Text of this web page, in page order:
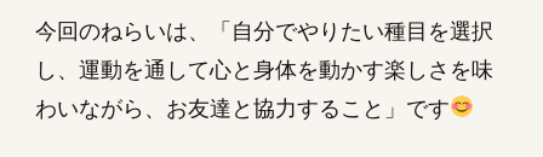
今回のねらいは、「自分でやりたい種目を選択
し、運動を通して心と身体を動かす楽しさを味
わいながら、お友達と協力すること」です